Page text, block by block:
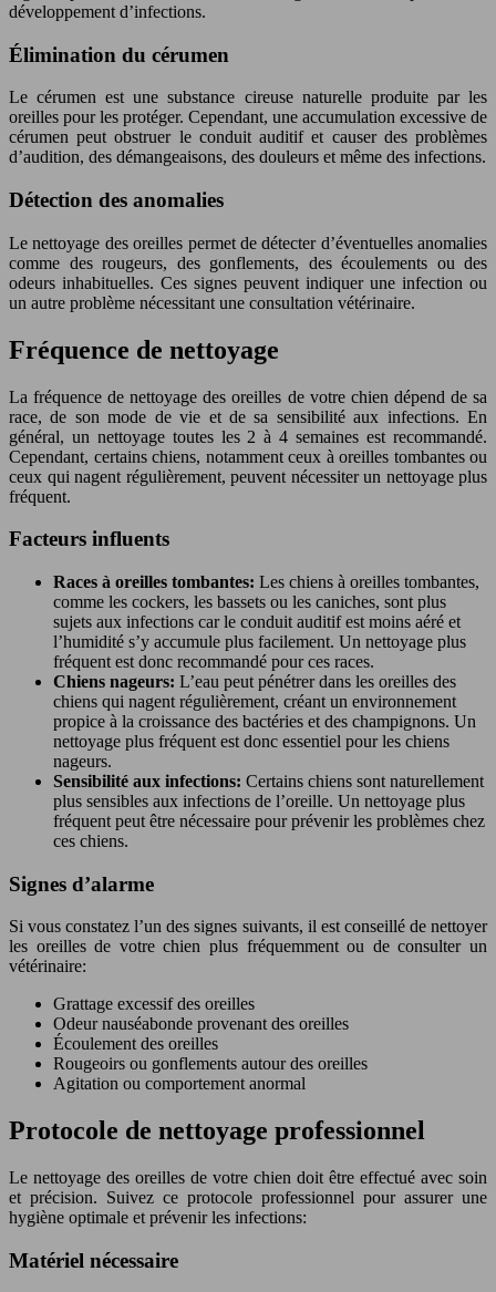
développement d’infections.
Élimination du cérumen
Le cérumen est une substance cireuse naturelle produite par les
oreilles pour les protéger. Cependant, une accumulation excessive de
cérumen peut obstruer le conduit auditif et causer des problèmes
d’audition, des démangeaisons, des douleurs et même des infections.
Détection des anomalies
Le nettoyage des oreilles permet de détecter d’éventuelles anomalies
comme des rougeurs, des gonflements, des écoulements ou des
odeurs inhabituelles. Ces signes peuvent indiquer une infection ou
un autre problème nécessitant une consultation vétérinaire.
Fréquence de nettoyage
La fréquence de nettoyage des oreilles de votre chien dépend de sa
race, de son mode de vie et de sa sensibilité aux infections. En
général, un nettoyage toutes les 2 à 4 semaines est recommandé.
Cependant, certains chiens, notamment ceux à oreilles tombantes ou
ceux qui nagent régulièrement, peuvent nécessiter un nettoyage plus
fréquent.
Facteurs influents
Races à oreilles tombantes: Les chiens à oreilles tombantes,
comme les cockers, les bassets ou les caniches, sont plus
sujets aux infections car le conduit auditif est moins aéré et
l’humidité s’y accumule plus facilement. Un nettoyage plus
fréquent est donc recommandé pour ces races.
Chiens nageurs: L’eau peut pénétrer dans les oreilles des
chiens qui nagent régulièrement, créant un environnement
propice à la croissance des bactéries et des champignons. Un
nettoyage plus fréquent est donc essentiel pour les chiens
nageurs.
Sensibilité aux infections: Certains chiens sont naturellement
plus sensibles aux infections de l’oreille. Un nettoyage plus
fréquent peut être nécessaire pour prévenir les problèmes chez
ces chiens.
Signes d’alarme
Si vous constatez l’un des signes suivants, il est conseillé de nettoyer
les oreilles de votre chien plus fréquemment ou de consulter un
vétérinaire:
Grattage excessif des oreilles
Odeur nauséabonde provenant des oreilles
Écoulement des oreilles
Rougeoirs ou gonflements autour des oreilles
Agitation ou comportement anormal
Protocole de nettoyage professionnel
Le nettoyage des oreilles de votre chien doit être effectué avec soin
et précision. Suivez ce protocole professionnel pour assurer une
hygiène optimale et prévenir les infections:
Matériel nécessaire